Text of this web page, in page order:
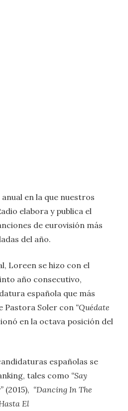
en la que nuestros
elabora y publica el
de eurovisión más
del año.
Loreen se hizo con el
año consecutivo,
española que más
Pastora Soler con “Quédate
en la octava posición del
españolas se
tales como “Say
(2015), “Dancing In The
El